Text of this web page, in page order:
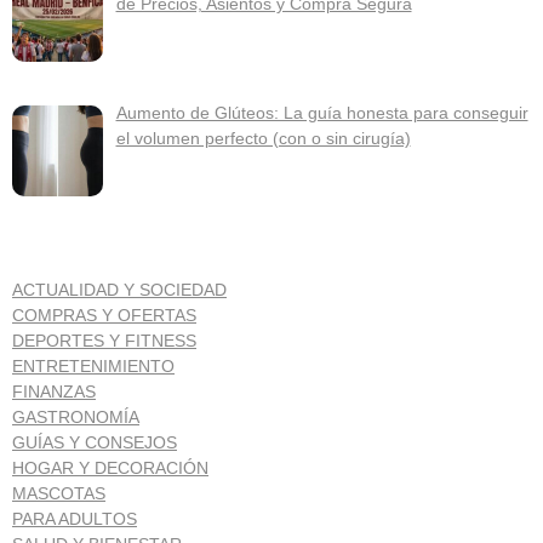
Aumento de Glúteos: La guía honesta para conseguir
el volumen perfecto (con o sin cirugía)
ACTUALIDAD Y SOCIEDAD
COMPRAS Y OFERTAS
DEPORTES Y FITNESS
ENTRETENIMIENTO
FINANZAS
GASTRONOMÍA
GUÍAS Y CONSEJOS
HOGAR Y DECORACIÓN
MASCOTAS
PARA ADULTOS